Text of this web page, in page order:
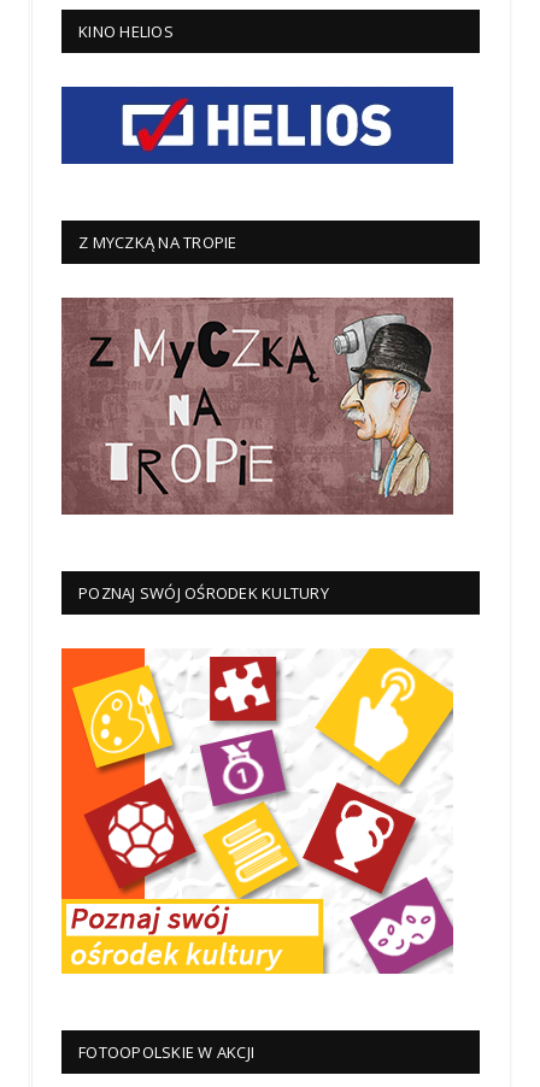
KINO HELIOS
Z MYCZKĄ NA TROPIE
POZNAJ SWÓJ OŚRODEK KULTURY
FOTOOPOLSKIE W AKCJI